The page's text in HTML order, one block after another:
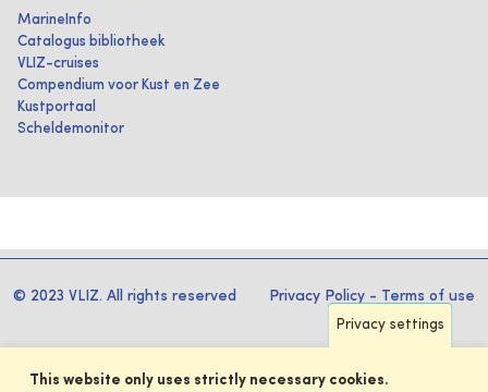
MarineInfo
Catalogus bibliotheek
VLIZ-cruises
Compendium voor Kust en Zee
Kustportaal
Scheldemonitor
© 2023 VLIZ. All rights reserved Privacy Policy - Terms of use
Privacy settings
This website only uses strictly necessary cookies.